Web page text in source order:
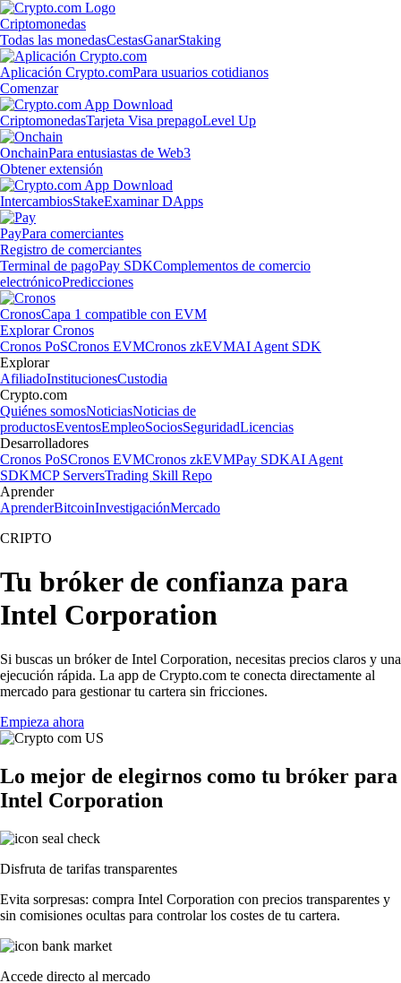
Criptomonedas
Todas las monedasCestasGanarStaking
Aplicación Crypto.comPara usuarios cotidianos
Comenzar
CriptomonedasTarjeta Visa prepagoLevel Up
OnchainPara entusiastas de Web3
Obtener extensión
IntercambiosStakeExaminar DApps
PayPara comerciantes
Registro de comerciantes
Terminal de pagoPay SDKComplementos de comercio
electrónicoPredicciones
CronosCapa 1 compatible con EVM
Explorar Cronos
Cronos PoSCronos EVMCronos zkEVMAI Agent SDK
Explorar
AfiliadoInstitucionesCustodia
Crypto.com
Quiénes somosNoticiasNoticias de
productosEventosEmpleoSociosSeguridadLicencias
Desarrolladores
Cronos PoSCronos EVMCronos zkEVMPay SDKAI Agent
SDKMCP ServersTrading Skill Repo
Aprender
AprenderBitcoinInvestigaciónMercado
CRIPTO
Tu bróker de confianza para
Intel Corporation
Si buscas un bróker de Intel Corporation, necesitas precios claros y una
ejecución rápida. La app de Crypto.com te conecta directamente al
mercado para gestionar tu cartera sin fricciones.
Empieza ahora
Lo mejor de elegirnos como tu bróker para
Intel Corporation
Disfruta de tarifas transparentes
Evita sorpresas: compra Intel Corporation con precios transparentes y
sin comisiones ocultas para controlar los costes de tu cartera.
Accede directo al mercado